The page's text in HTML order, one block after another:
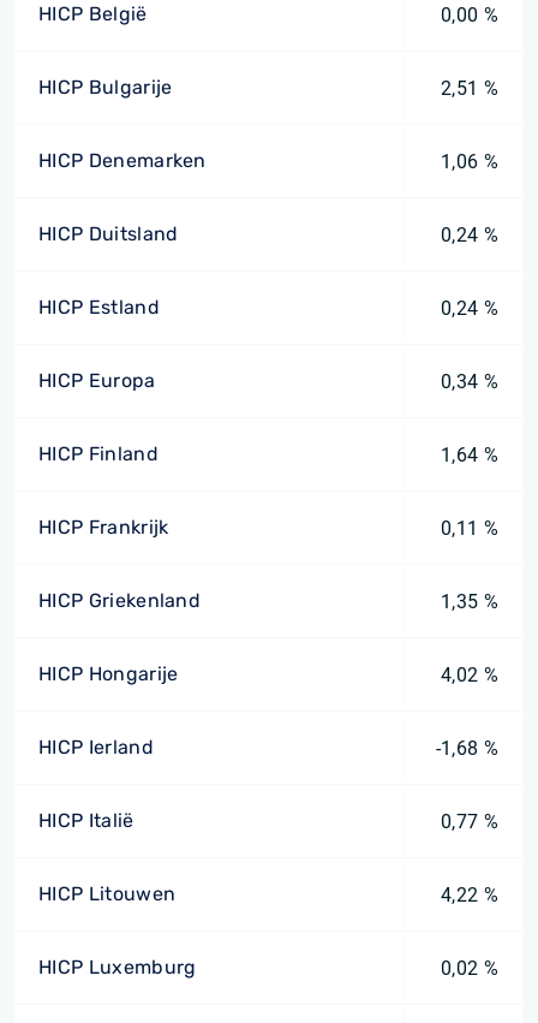
HICP België 0,00 %
HICP Bulgarije 2,51 %
HICP Denemarken 1,06 %
HICP Duitsland 0,24 %
HICP Estland 0,24 %
HICP Europa 0,34 %
HICP Finland 1,64 %
HICP Frankrijk 0,11 %
HICP Griekenland 1,35 %
HICP Hongarije 4,02 %
HICP Ierland -1,68 %
HICP Italië 0,77 %
HICP Litouwen 4,22 %
HICP Luxemburg 0,02 %